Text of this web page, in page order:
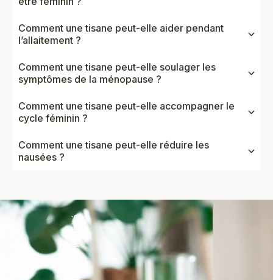
Comment une tisane peut-elle aider pendant
l’allaitement ?
Comment une tisane peut-elle soulager les
symptômes de la ménopause ?
Comment une tisane peut-elle accompagner le
cycle féminin ?
Comment une tisane peut-elle réduire les
nausées ?
Vitalité & immunité